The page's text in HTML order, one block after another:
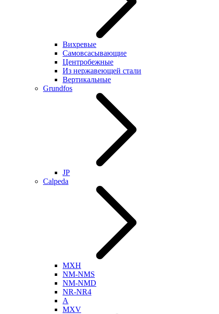
Вихревые
Самовсасывающие
Центробежные
Из нержавеющей стали
Вертикальные
Grundfos
JP
Calpeda
MXH
NM-NMS
NM-NMD
NR-NR4
A
MXV